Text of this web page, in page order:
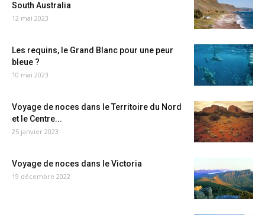
South Australia
12 mai 2023
Les requins, le Grand Blanc pour une peur
bleue ?
10 mai 2023
Voyage de noces dans le Territoire du Nord
et le Centre...
25 janvier 2023
Voyage de noces dans le Victoria
19 décembre 2022